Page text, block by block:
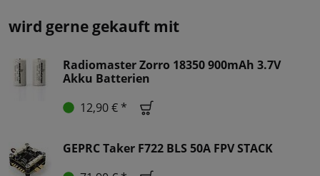
wird gerne gekauft mit
Radiomaster Zorro 18350 900mAh 3.7V
Akku Batterien
12,90 € *
GEPRC Taker F722 BLS 50A FPV STACK